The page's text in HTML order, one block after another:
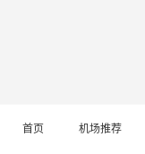
首页 机场推荐